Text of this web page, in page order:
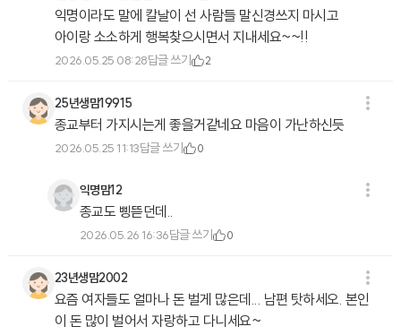
익명이라도 말에 칼날이 선 사람들 말신경쓰지 마시고
아이랑 소소하게 행복찾으시면서 지내세요~~!!
2026.05.25 08:28답글 쓰기 2
25년생맘19915
종교부터 가지시는게 좋을거같네요 마음이 가난하신듯
2026.05.25 11:13답글 쓰기 0
익명맘12
종교도 삥뜯던데..
2026.05.26 16:36답글 쓰기 0
23년생맘2002
요즘 여자들도 얼마나 돈 벌게 많은데... 남편 탓하세오. 본인
이 돈 많이 벌어서 자랑하고 다니세요~